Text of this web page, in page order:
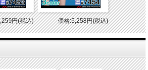
円(税込) 価格:5,258円(税込)